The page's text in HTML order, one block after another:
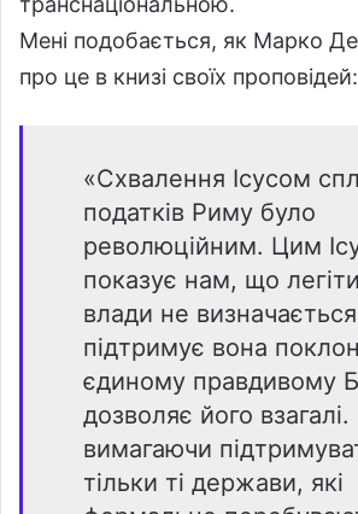
Мені подобається, як Марко
про це в книзі своїх проповідей:
«Схвалення Ісусом
податків Риму було
революційним. Цим
показує нам, що
влади не
підтримує вона
єдиному правдивому
дозволяє його
вимагаючи
тільки ті держави, які